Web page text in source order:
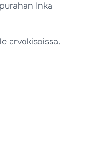
Inka
arvokisoissa.